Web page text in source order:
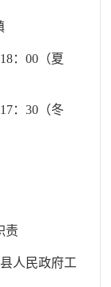
：00（夏
30（冬
责
人民政府工